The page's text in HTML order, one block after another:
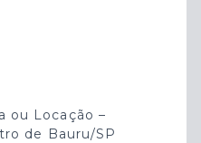
ou Locação –
de Bauru/SP